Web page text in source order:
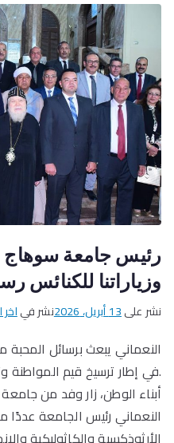
رئيس جامعة سوهاج
وزياراتنا للكنائس
نشر على13 أبريل، 2026 نشر فياخر
النعماني يبعث برسائل
.في إطار ترسيخ قيم المواطنة
أبناء الوطن، زار وفد من
النعماني رئيس الجامعة عددًا